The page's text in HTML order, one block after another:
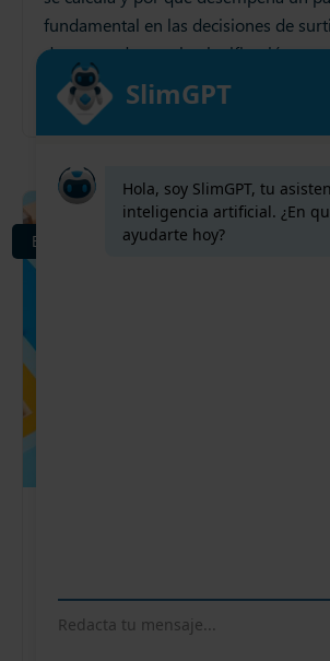
fundamental en las decisiones de
de proveedores y la planificación
28 Nov 2025
Esta guía explora la optimización de
nivel(MEIO), sus principios
BLOG